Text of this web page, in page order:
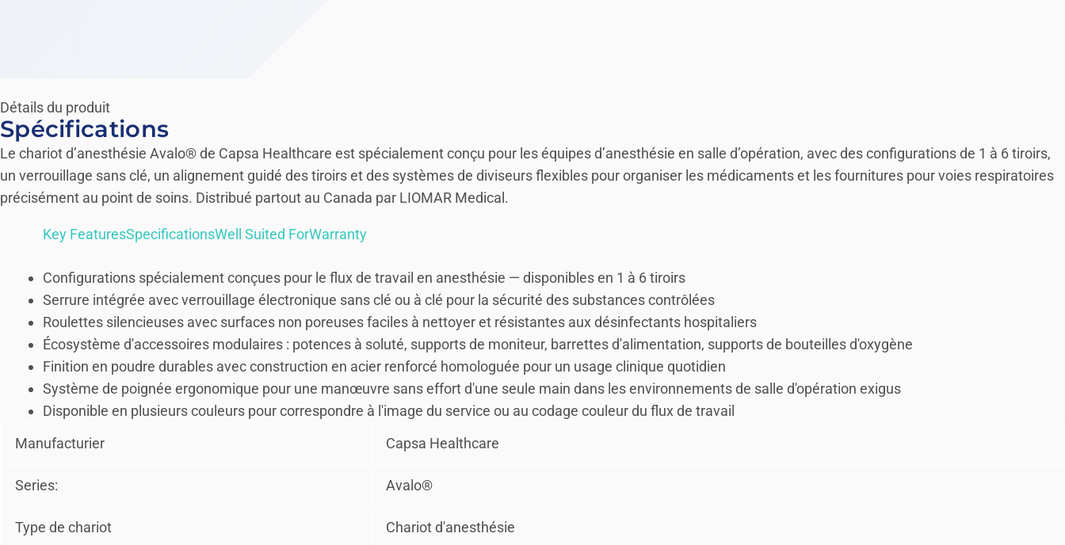
Détails du produit
Spécifications
Le chariot d’anesthésie Avalo® de Capsa Healthcare est spécialement conçu pour les équipes d’anesthésie en salle d’opération, avec des configurations de 1 à 6 tiroirs,
un verrouillage sans clé, un alignement guidé des tiroirs et des systèmes de diviseurs flexibles pour organiser les médicaments et les fournitures pour voies respiratoires
précisément au point de soins. Distribué partout au Canada par LIOMAR Medical.
Key FeaturesSpecificationsWell Suited ForWarranty
Configurations spécialement conçues pour le flux de travail en anesthésie — disponibles en 1 à 6 tiroirs
Serrure intégrée avec verrouillage électronique sans clé ou à clé pour la sécurité des substances contrôlées
Roulettes silencieuses avec surfaces non poreuses faciles à nettoyer et résistantes aux désinfectants hospitaliers
Écosystème d'accessoires modulaires : potences à soluté, supports de moniteur, barrettes d'alimentation, supports de bouteilles d'oxygène
Finition en poudre durables avec construction en acier renforcé homologuée pour un usage clinique quotidien
Système de poignée ergonomique pour une manœuvre sans effort d'une seule main dans les environnements de salle d'opération exigus
Disponible en plusieurs couleurs pour correspondre à l'image du service ou au codage couleur du flux de travail
Manufacturier
Capsa Healthcare
Series: Avalo®
Type de chariot Chariot d'anesthésie